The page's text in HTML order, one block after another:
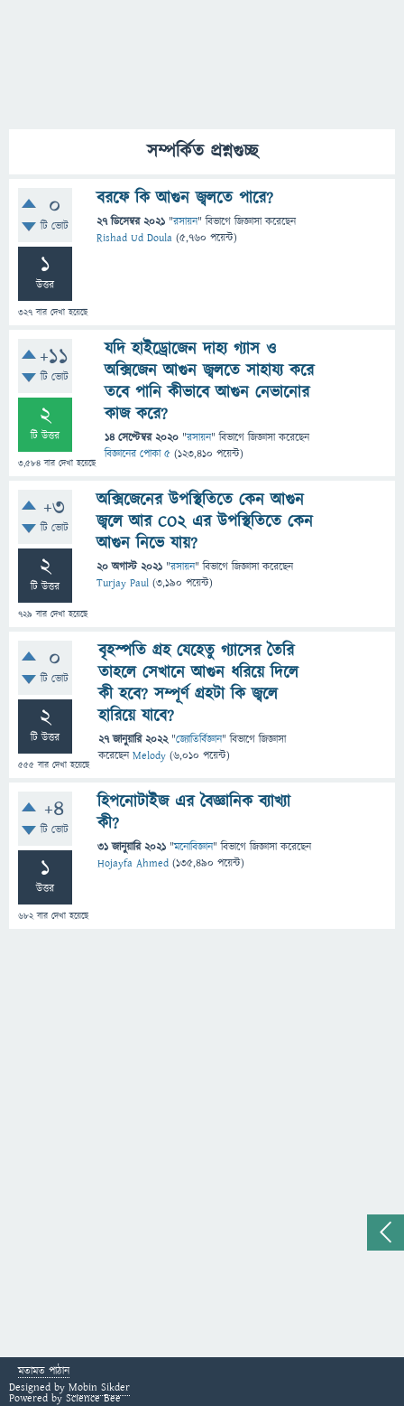
সম্পর্কিত প্রশ্নগুচ্ছ
0
টি ভোট
1
উত্তর
327 বার দেখা হয়েছে
বরফে কি আগুন জ্বলতে পারে?
27 ডিসেম্বর 2021 "রসায়ন" বিভাগে জিজ্ঞাসাকরেছেন
Rishad Ud Doula (5,760 পয়েন্ট)
+11
টি ভোট
2
টি উত্তর
3,584 বার দেখা হয়েছে
যদি হাইড্রোজেন দাহ্য গ্যাস ও
অক্সিজেন আগুন জ্বলতে সাহায্য করে
তবে পানি কীভাবে আগুন নেভানোর
কাজ করে?
14 সেপ্টেম্বর 2020 "রসায়ন" বিভাগে জিজ্ঞাসাকরেছেন
বিজ্ঞানের পোকা ৫ (123,410 পয়েন্ট)
+3
টি ভোট
2
টি উত্তর
729 বার দেখা হয়েছে
অক্সিজেনের উপস্থিতিতে কেন আগুন
জ্বলে আর CO2 এর উপস্থিতিতে কেন
আগুন নিভে যায়?
20 অগাস্ট 2021 "রসায়ন" বিভাগে জিজ্ঞাসাকরেছেন
Turjay Paul (3,190 পয়েন্ট)
0
টি ভোট
2
টি উত্তর
555 বার দেখা হয়েছে
বৃহস্পতি গ্রহ যেহেতু গ্যাসের তৈরি
তাহলে সেখানে আগুন ধরিয়ে দিলে
কী হবে? সম্পূর্ণ গ্রহটা কি জ্বলে
হারিয়ে যাবে?
27 জানুয়ারি 2022 "জ্যোতির্বিজ্ঞান" বিভাগে জিজ্ঞাসা
করেছেনMelody (6,010 পয়েন্ট)
+4
টি ভোট
1
উত্তর
682বার দেখা হয়েছে
হিপনোটাইজ এর বৈজ্ঞানিক ব্যাখ্যা
কী?
31 জানুয়ারি 2021 "মনোবিজ্ঞান" বিভাগে জিজ্ঞাসাকরেছেন
Hojayfa Ahmed (135,490 পয়েন্ট)
মতামত পাঠান
Designed by Mobin Sikder
Powered by Science Bee